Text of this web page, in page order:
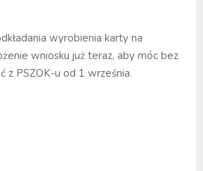
wyrobienia karty na
wniosku już teraz, aby móc bez
z PSZOK-u od 1 września.